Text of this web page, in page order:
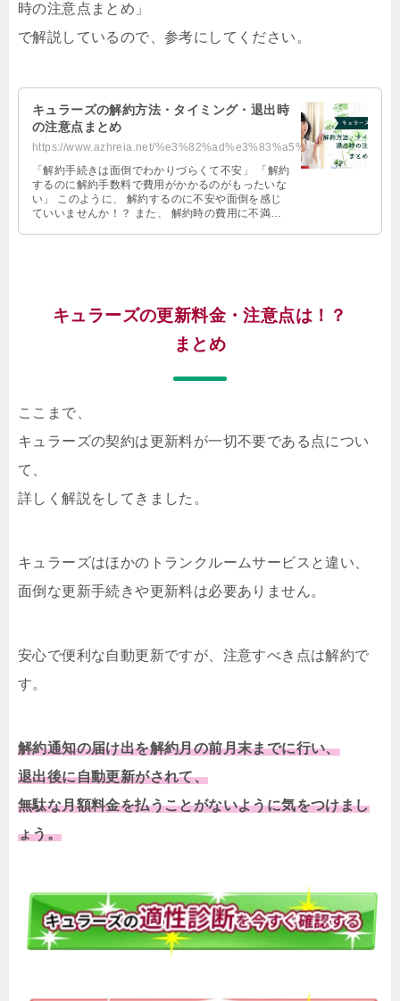
時の注意点まとめ」
で解説しているので、参考にしてください。
キュラーズの解約方法・タイミング・退出時
の注意点まとめ
https://www.azhreia.net/%e3%82%ad%e3%83%a5%e3%83%a9%e3%83%bc%e3%82%ba%e8%a7%a...
「解約手続きは面倒でわかりづらくて不安」 「解約
するのに解約手数料で費用がかかるのがもったいな
い」 このように、 解約するのに不安や面倒を感じ
ていいませんか！？ また、 解約時の費用に不満を
キュラーズの更新料金・注意点は！？
まとめ
ここまで、
キュラーズの契約は更新料が一切不要である点につい
て、
詳しく解説をしてきました。
キュラーズはほかのトランクルームサービスと違い、
面倒な更新手続きや更新料は必要ありません。
安心で便利な自動更新ですが、注意すべき点は解約で
す。
解約通知の届け出を解約月の前月末までに行い、
退出後に自動更新がされて、
無駄な月額料金を払うことがないように気をつけまし
ょう。